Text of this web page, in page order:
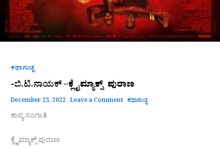
ಕಥಾಗುಚ್ಛ
-ಬಿ.ಟಿ.ನಾಯಕ್ –ಕ್ಲೈಮ್ಯಾಕ್ಸ್ ಪುರಾಣ
December 23, 2022 Leave a Comment ಕಥಾಗುಚ್ಛ
ಕಾವ್ಯ ಸಂಗಾತಿ
ಕ್ಲೈಮ್ಯಾಕ್ಸ್ ಪುರಾಣ